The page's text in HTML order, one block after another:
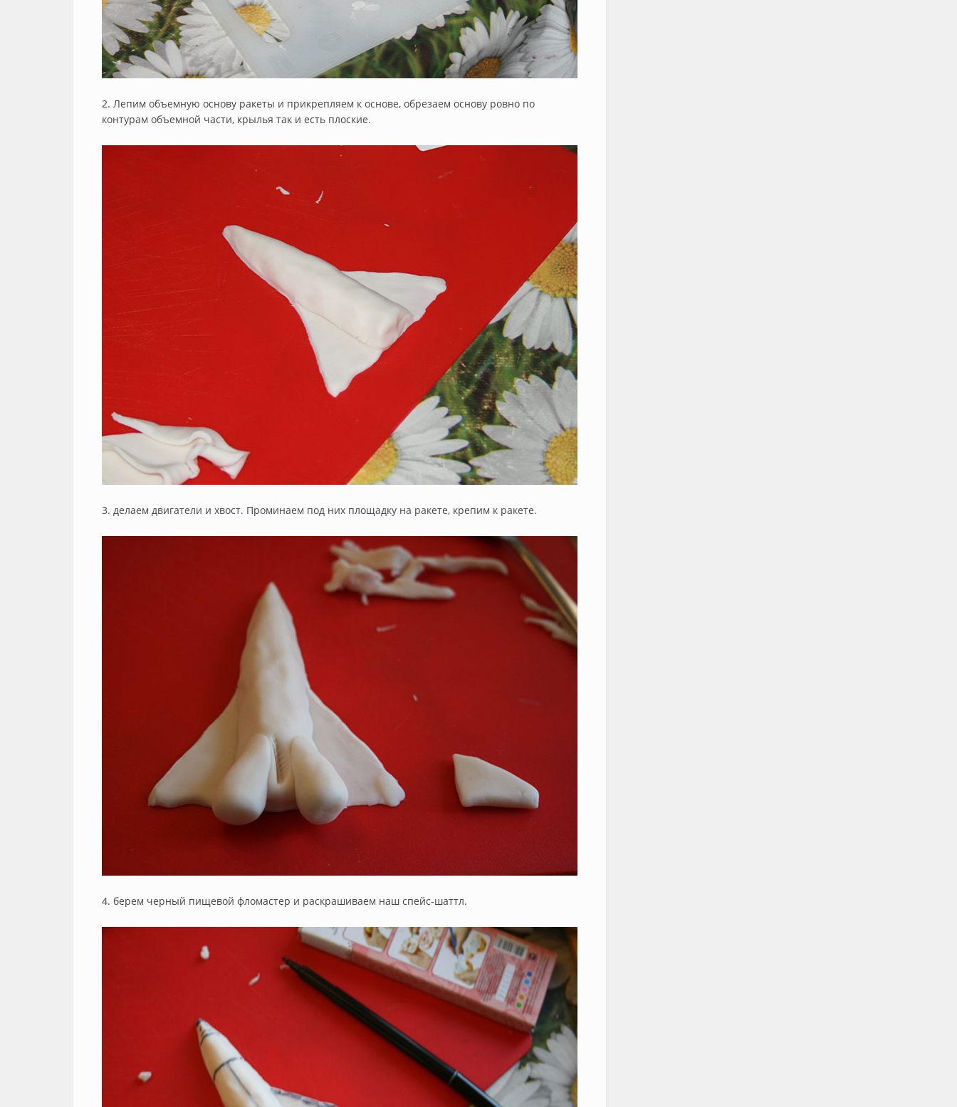
2. Лепим объемную основу ракеты и прикрепляем к основе, обрезаем основу ровно по
контурам объемной части, крылья так и есть плоские.
3. делаем двигатели и хвост. Проминаем под них площадку на ракете, крепим к ракете.
4. берем черный пищевой фломастер и раскрашиваем наш спейс-шаттл.